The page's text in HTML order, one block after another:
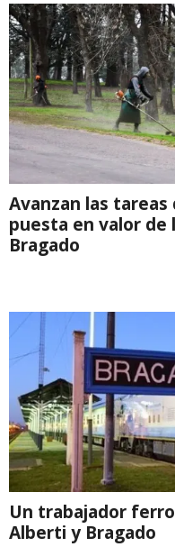
Avanzan las
puesta en valor de
Bragado
Un trabajador
Alberti y Bragado